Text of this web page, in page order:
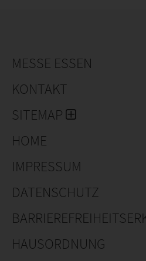
MESSE ESSEN
KONTAKT
SITEMAP
HOME
IMPRESSUM
DATENSCHUTZ
HAUSORDNUNG